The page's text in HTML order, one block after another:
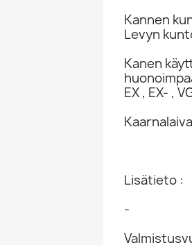
Kannen
Levyn
Kanen
EX , EX- ,
Lisätieto :
-